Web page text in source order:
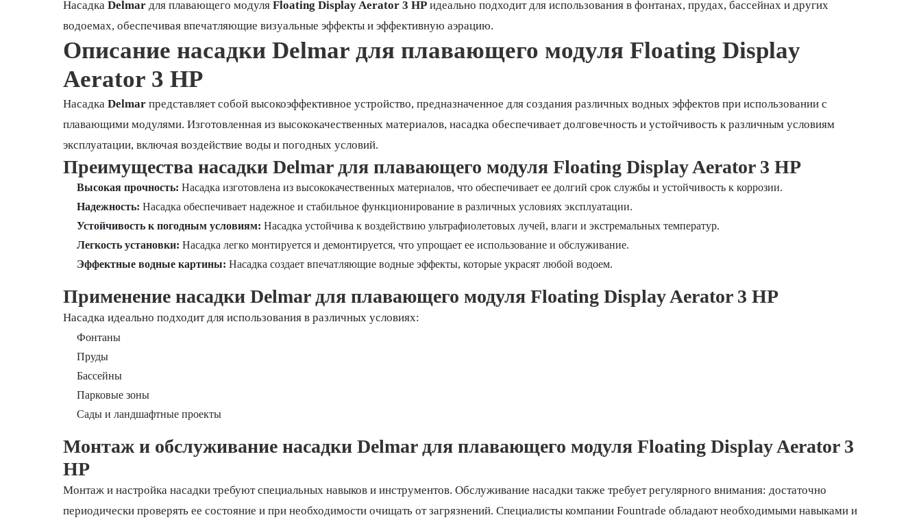
Насадка Delmarдля плавающего модуля Floating Display Aerator 3 HPидеально подходит для использования в фонтанах, прудах, бассейнах и других
водоемах, обеспечивая впечатляющие визуальные эффекты и эффективную аэрацию.
Описание насадки Delmar для плавающего модуля Floating Display
Aerator 3 HP
Насадка Delmarпредставляет собой высокоэффективное устройство, предназначенное для создания различных водных эффектов при использовании с
плавающими модулями. Изготовленная из высококачественных материалов, насадка обеспечивает долговечность и устойчивость к различным условиям
эксплуатации, включая воздействие воды и погодных условий.
Преимущества насадки Delmar для плавающего модуля Floating Display Aerator 3 HP
Высокая прочность: Насадка изготовлена из высококачественных материалов, что обеспечивает ее долгий срок службы и устойчивость к коррозии.
Надежность: Насадка обеспечивает надежное и стабильное функционирование в различных условиях эксплуатации.
Устойчивость к погодным условиям: Насадка устойчива к воздействию ультрафиолетовых лучей, влаги и экстремальных температур.
Легкость установки: Насадка легко монтируется и демонтируется, что упрощает ее использование и обслуживание.
Эффектные водные картины: Насадка создает впечатляющие водные эффекты, которые украсят любой водоем.
Применение насадки Delmar для плавающего модуля Floating Display Aerator 3 HP
Насадка идеально подходит для использования в различных условиях:
Фонтаны
Пруды
Бассейны
Парковые зоны
Сады и ландшафтные проекты
Монтаж и обслуживание насадки Delmar для плавающего модуля Floating Display Aerator 3
HP
Монтаж и настройка насадки требуют специальных навыков и инструментов. Обслуживание насадки также требует регулярного внимания: достаточно
периодически проверять ее состояние и при необходимости очищать от загрязнений. Специалисты компании Fountrade обладают необходимыми навыками и